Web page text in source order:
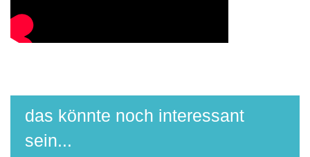
das könnte noch interessant
sein...